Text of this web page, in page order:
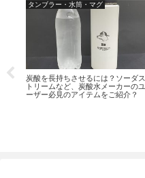
タンブラー・水筒・マグ
炭酸を長持ちさせるには？ソーダス
トリームなど、炭酸水メーカーのユ
ーザー必見のアイテムをご紹介？